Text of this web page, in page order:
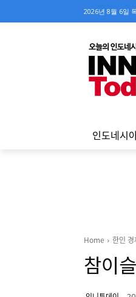
2026년 8월 6일
인도네시
Home 한인 경
참이